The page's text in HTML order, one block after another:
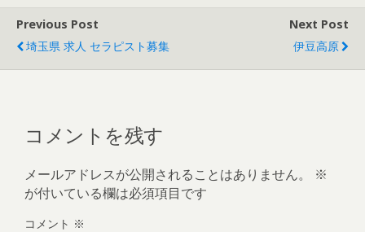
Previous Post
埼玉県 求人 セラピスト募集
Next Post
伊豆高原
コメントを残す
メールアドレスが公開されることはありません。
※
が付いている欄は必須項目です
コメント ※